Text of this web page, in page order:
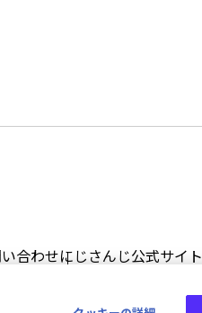
合わせにじさんじ公式サイト